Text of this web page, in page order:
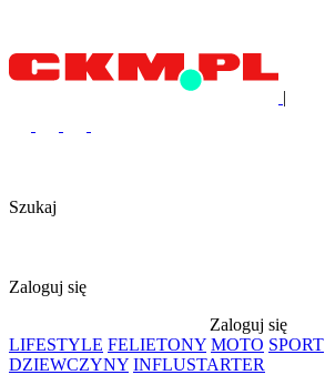
|
Szukaj
Zaloguj się
Zaloguj się
LIFESTYLE FELIETONY MOTO SPORT
DZIEWCZYNY INFLUSTARTER